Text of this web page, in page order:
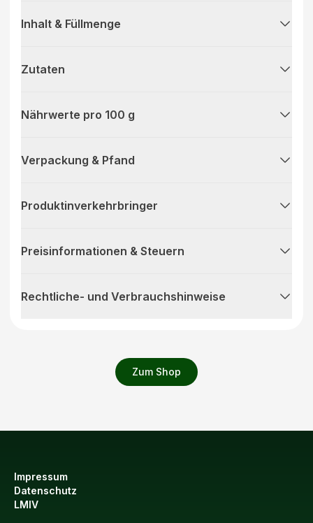
Zum Shop
Inhalt & Füllmenge
Zutaten
Nährwerte pro 100 g
Verpackung & Pfand
Produktinverkehrbringer
Preisinformationen & Steuern
Rechtliche- und Verbrauchshinweise
Impressum
Datenschutz
LMIV